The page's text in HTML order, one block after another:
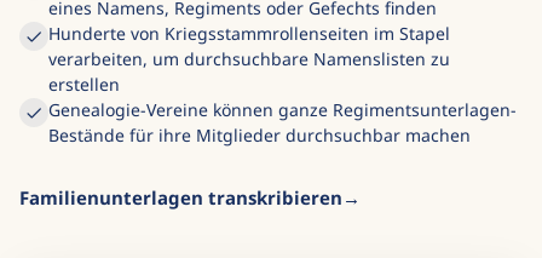
eines Namens, Regiments oder Gefechts finden
Hunderte von Kriegsstammrollenseiten im Stapel
verarbeiten, um durchsuchbare Namenslisten zu
erstellen
Genealogie-Vereine können ganze Regimentsunterlagen-
Bestände für ihre Mitglieder durchsuchbar machen
Familienunterlagen transkribieren